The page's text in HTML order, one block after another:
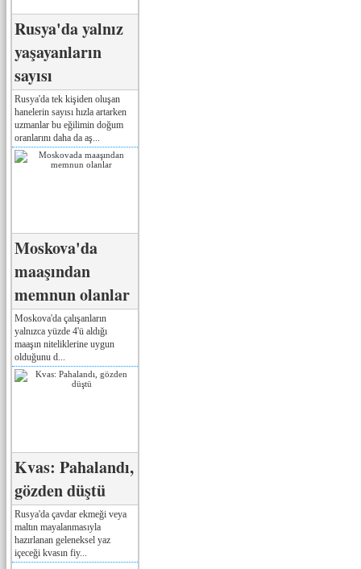
Rusya'da yalnız
yaşayanların
sayısı
Rusya'da tek kişiden oluşan
hanelerin sayısı hızla artarken
uzmanlar bu eğilimin doğum
oranlarını daha da aş...
Moskova'da
maaşından
memnun olanlar
Moskova'da çalışanların
yalnızca yüzde 4'ü aldığı
maaşın niteliklerine uygun
olduğunu d...
Kvas: Pahalandı,
gözden düştü
Rusya'da çavdar ekmeği veya
maltın mayalanmasıyla
hazırlanan geleneksel yaz
içeceği kvasın fiy...